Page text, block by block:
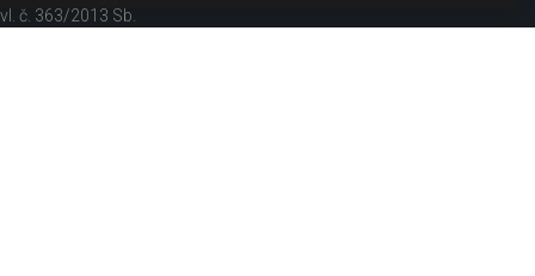
č. 363/2013 Sb.